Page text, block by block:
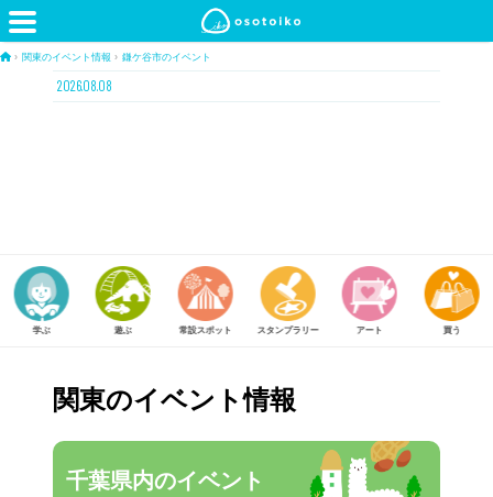
› 関東のイベント情報 › 鎌ケ谷市のイベント
2026.08.08
遊ぶ 常設スポット スタンプラリー アート 買う 体験する
関東のイベント情報
千葉県内のイベント